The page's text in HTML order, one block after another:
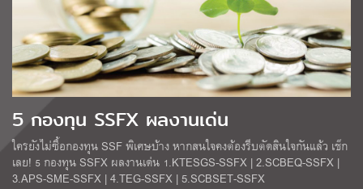
5 กองทุน SSFX ผลงานเด่น
ใครยังไม่ซื้อกองทุน SSF พิเศษบ้าง หากสนใจคงต้องรีบตัดสินใจกันแล้ว เช็ก
เลย! 5 กองทุน SSFX ผลงานเด่น 1.KTESGS-SSFX | 2.SCBEQ-SSFX |
3.APS-SME-SSFX | 4.TEG-SSFX | 5.SCBSET-SSFX